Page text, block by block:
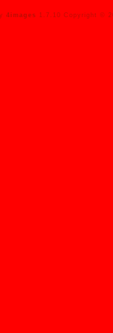
4images 1.7.10 Copyright ©